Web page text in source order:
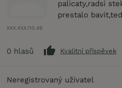
XXX.XXX.110.49
palicaty,radsi
prestalo
0 hlasů Kvalitní příspěvek
Neregistrovaný uživatel